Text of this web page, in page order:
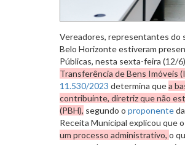
Vereadores, representantes do
Belo Horizonte estiveram
Públicas, nesta sexta-feira (12/
Transferência de Bens Imóveis
11.530/2023 determina quea
contribuinte, diretriz que não
(PBH), segundo o proponente
Receita Municipal explicou que
um processo administrativo, o